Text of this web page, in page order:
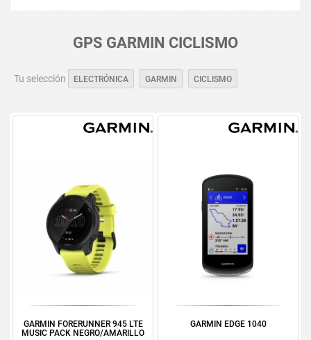
GPS GARMIN CICLISMO
Tu selección ELECTRÓNICA GARMIN CICLISMO
GARMIN FORERUNNER 945 LTE
MUSIC PACK NEGRO/AMARILLO
GARMIN EDGE 1040